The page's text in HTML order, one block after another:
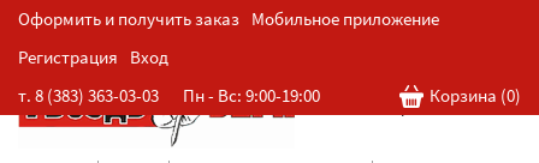
Оформить и получить заказ Мобильное приложение
Регистрация
Вход
т. 8 (383) 363-03-03
Пн - Вс: 9:00-19:00 Корзина (0)
Розничная cеть магазинов
в Новосибирске